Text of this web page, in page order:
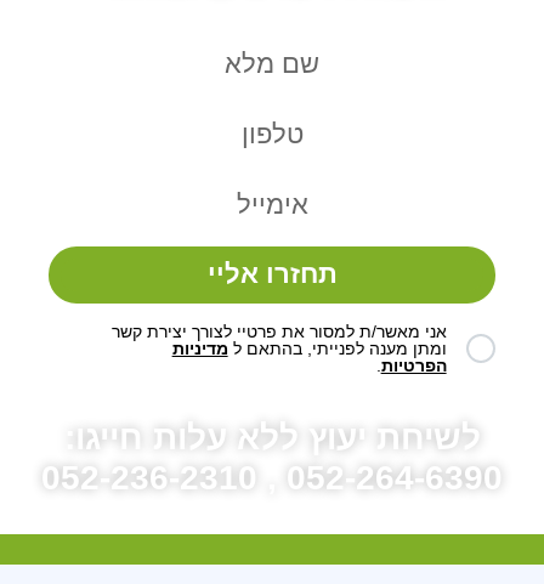
אני מאשר/ת למסור את פרטיי לצורך יצירת קשר
ומתן מענה לפנייתי, בהתאם ל מדיניות
הפרטיות
תחזרו אליי
לשיחת יעוץ ללא עלות חייגו:
052-264-6390 , 052-236-2310